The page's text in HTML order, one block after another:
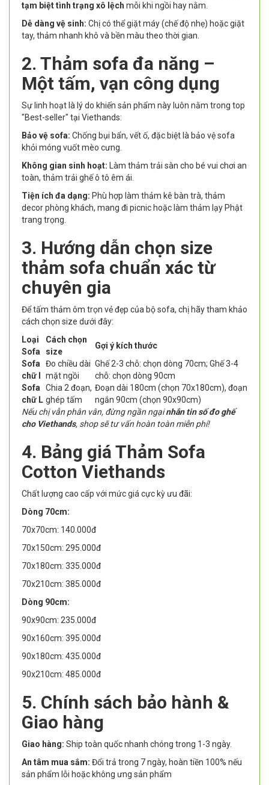
tạm biệt tình trạng xô lệch mỗi khi ngồi hay nằm.
Dễ dàng vệ sinh: Chị có thể giặt máy (chế độ nhẹ) hoặc giặt
tay, thảm nhanh khô và bền màu theo thời gian.
2. Thảm sofa đa năng –
Một tấm, vạn công dụng
Sự linh hoạt là lý do khiến sản phẩm này luôn nằm trong top
"Best-seller" tại Viethands:
Bảo vệ sofa: Chống bụi bẩn, vết ố, đặc biệt là bảo vệ sofa
khỏi móng vuốt mèo cưng.
Không gian sinh hoạt: Làm thảm trải sàn cho bé vui chơi an
toàn, thảm trải ghế ô tô êm ái.
Tiện ích đa dạng: Phù hợp làm thảm kê bàn trà, thảm
decor phòng khách, mang đi picnic hoặc làm thảm lạy Phật
trang trọng.
3. Hướng dẫn chọn size
thảm sofa chuẩn xác từ
chuyên gia
Để tấm thảm ôm trọn vẻ đẹp của bộ sofa, chị hãy tham khảo
cách chọn size dưới đây:
Loại
Sofa
Cách chọn
size
Gợi ý kích thước
Sofa
chữ I
Đo chiều dài
mặt ngồi
Ghế 2-3 chỗ: chọn dòng 70cm; Ghế 3-4
chỗ: chọn dòng 90cm
Sofa
chữ L
Chia 2 đoạn,
ghép tấm
Đoạn dài 180cm (chọn 70x180cm), đoạn
ngắn 90cm (chọn 90x90cm)
Nếu chị vẫn phân vân, đừng ngần ngạinhắn tin số đo ghế
cho Viethands, shop sẽ tư vấn hoàn toàn miễn phí!
4. Bảng giá Thảm Sofa
Cotton Viethands
Chất lượng cao cấp với mức giá cực kỳ ưu đãi:
Dòng 70cm:
70x70cm: 140.000đ
70x150cm: 295.000đ
70x180cm: 335.000đ
70x210cm: 385.000đ
Dòng 90cm:
90x90cm: 235.000đ
90x160cm: 395.000đ
90x180cm: 435.000đ
90x210cm: 485.000đ
5. Chính sách bảo hành &
Giao hàng
Giao hàng: Ship toàn quốc nhanh chóng trong 1-3 ngày.
An tâm mua sắm: Đổi trả trong 7 ngày, hoàn tiền 100% nếu
sản phẩm lỗi hoặc không ưng sản phẩm